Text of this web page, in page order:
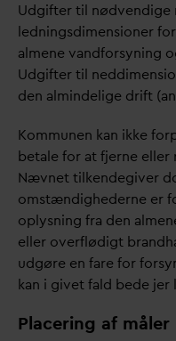
Udgifter til nødvendige
ledningsdimensioner
almene vandforsyning
Udgifter til
den almindelige drift
Kommunen kan ikke
betale for at fjerne
Nævnet tilkendegiver
omstændighederne er
oplysning fra den
eller overflødigt
udgøre en fare for
kan i givet fald bede
Placering af måler